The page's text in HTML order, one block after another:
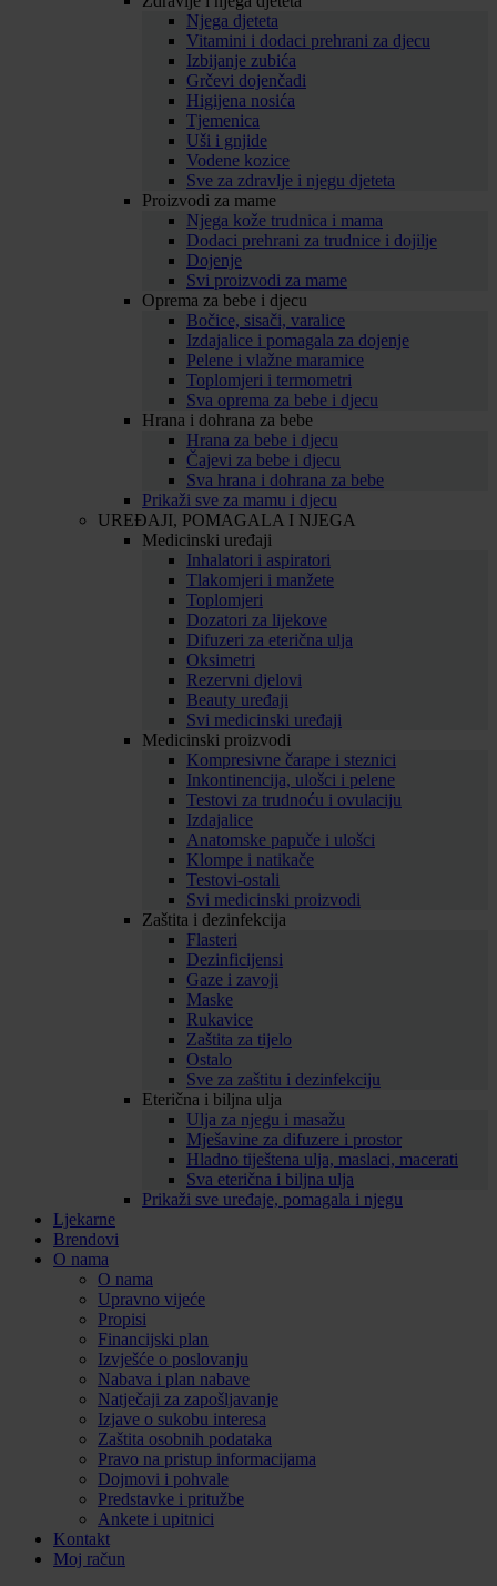
Njega djeteta
Vitamini i dodaci prehrani za djecu
Izbijanje zubića
Grčevi dojenčadi
Higijena nosića
Tjemenica
Uši i gnjide
Vodene kozice
Sve za zdravlje i njegu djeteta
Proizvodi za mame
Njega kože trudnica i mama
Dodaci prehrani za trudnice i dojilje
Dojenje
Svi proizvodi za mame
Oprema za bebe i djecu
Bočice, sisači, varalice
Izdajalice i pomagala za dojenje
Pelene i vlažne maramice
Toplomjeri i termometri
Sva oprema za bebe i djecu
Hrana i dohrana za bebe
Hrana za bebe i djecu
Čajevi za bebe i djecu
Sva hrana i dohrana za bebe
Prikaži sve za mamu i djecu
UREĐAJI, POMAGALA I NJEGA
Medicinski uređaji
Inhalatori i aspiratori
Tlakomjeri i manžete
Toplomjeri
Dozatori za lijekove
Difuzeri za eterična ulja
Oksimetri
Rezervni djelovi
Beauty uređaji
Svi medicinski uređaji
Medicinski proizvodi
Kompresivne čarape i steznici
Inkontinencija, ulošci i pelene
Testovi za trudnoću i ovulaciju
Izdajalice
Anatomske papuče i ulošci
Klompe i natikače
Testovi-ostali
Svi medicinski proizvodi
Zaštita i dezinfekcija
Flasteri
Dezinficijensi
Gaze i zavoji
Maske
Rukavice
Zaštita za tijelo
Ostalo
Sve za zaštitu i dezinfekciju
Eterična i biljna ulja
Ulja za njegu i masažu
Mješavine za difuzere i prostor
Hladno tiještena ulja, maslaci, macerati
Sva eterična i biljna ulja
Prikaži sve uređaje, pomagala i njegu
Ljekarne
Brendovi
O nama
O nama
Upravno vijeće
Propisi
Financijski plan
Izvješće o poslovanju
Nabava i plan nabave
Natječaji za zapošljavanje
Izjave o sukobu interesa
Zaštita osobnih podataka
Pravo na pristup informacijama
Dojmovi i pohvale
Predstavke i pritužbe
Ankete i upitnici
Kontakt
Moj račun